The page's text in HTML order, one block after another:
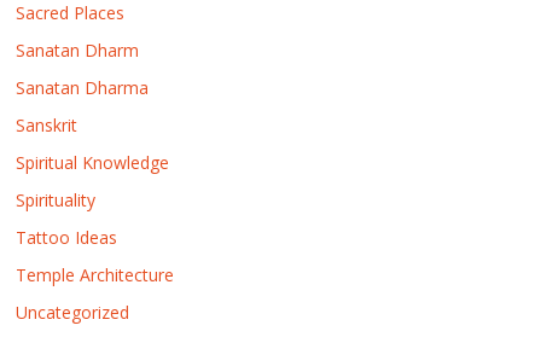
Sacred Places
Sanatan Dharm
Sanatan Dharma
Sanskrit
Spiritual Knowledge
Spirituality
Tattoo Ideas
Temple Architecture
Uncategorized